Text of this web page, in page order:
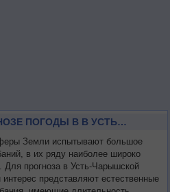
О ДОЛГОСРОЧНОМ ПРОГНОЗЕ ПОГОДЫ В В УСТЬ-ЧАРЫШСКОЙ ПРИСТАНИ НА МЕСЯЦ
Земли испытывают большое
в их ряду наиболее широко
Для прогноза в Усть-Чарышской
представляют естественные